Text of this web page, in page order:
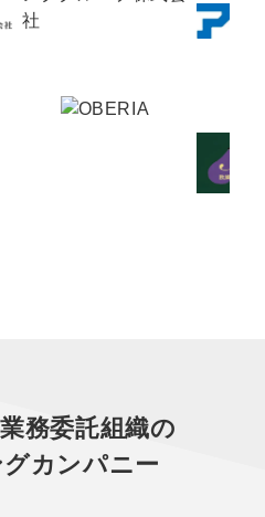
務委託組織の
カンパニー